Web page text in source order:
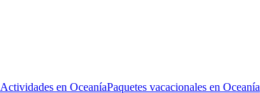
Actividades en OceaníaPaquetes vacacionales en Oceanía